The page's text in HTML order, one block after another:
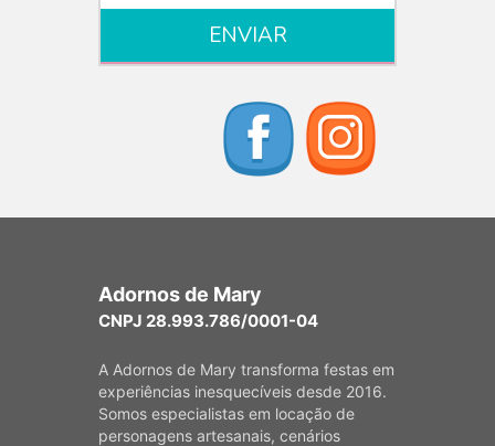
Adornos de Mary
CNPJ 28.993.786/0001-04
A Adornos de Mary transforma festas em
experiências inesquecíveis desde 2016.
Somos especialistas em locação de
personagens artesanais, cenários